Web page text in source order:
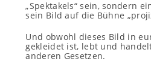
„Spektakels“ sein, sondern
sein Bild auf die Bühne
Und obwohl dieses Bild in
gekleidet ist, lebt und
anderen Gesetzen.